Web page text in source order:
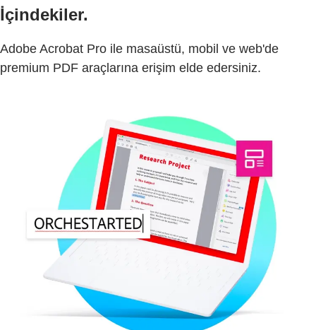
İçindekiler.
Adobe Acrobat Pro ile masaüstü, mobil ve web'de
premium PDF araçlarına erişim elde edersiniz.